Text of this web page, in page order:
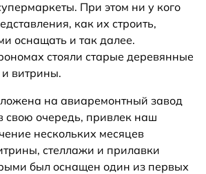
При этом ни у кого
как их строить,
оснащать и так далее.
стояли старые деревянные
витрины.
на авиаремонтный завод
свою очередь, привлек наш
нескольких месяцев
стеллажи и прилавки
был оснащен один из первых